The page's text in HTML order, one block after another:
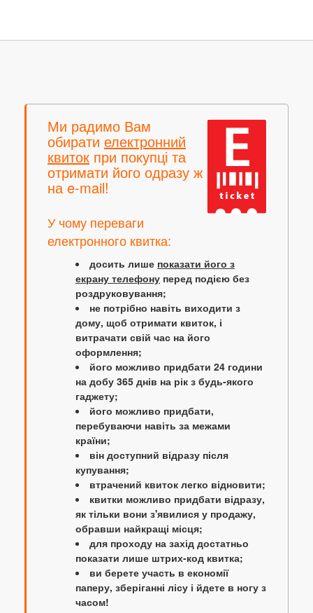
Ми радимо Вам
обирати електронний
квиток при покупці та
отримати його одразу ж
на e-mail!
У чому переваги
електронного квитка:
досить лише показати його з
екрану телефону перед подією без
роздруковування;
не потрібно навіть виходити з
дому, щоб отримати квиток, і
витрачати свій час на його
оформлення;
його можливо придбати 24 години
на добу 365 днів на рік з будь-якого
гаджету;
його можливо придбати,
перебуваючи навіть за межами
країни;
він доступний відразу після
купування;
втрачений квиток легко відновити;
квитки можливо придбати відразу,
як тільки вони з'явилися у продажу,
обравши найкращі місця;
для проходу на захід достатньо
показати лише штрих-код квитка;
ви берете участь в економії
паперу, зберіганні лісу і йдете в ногу з
часом!